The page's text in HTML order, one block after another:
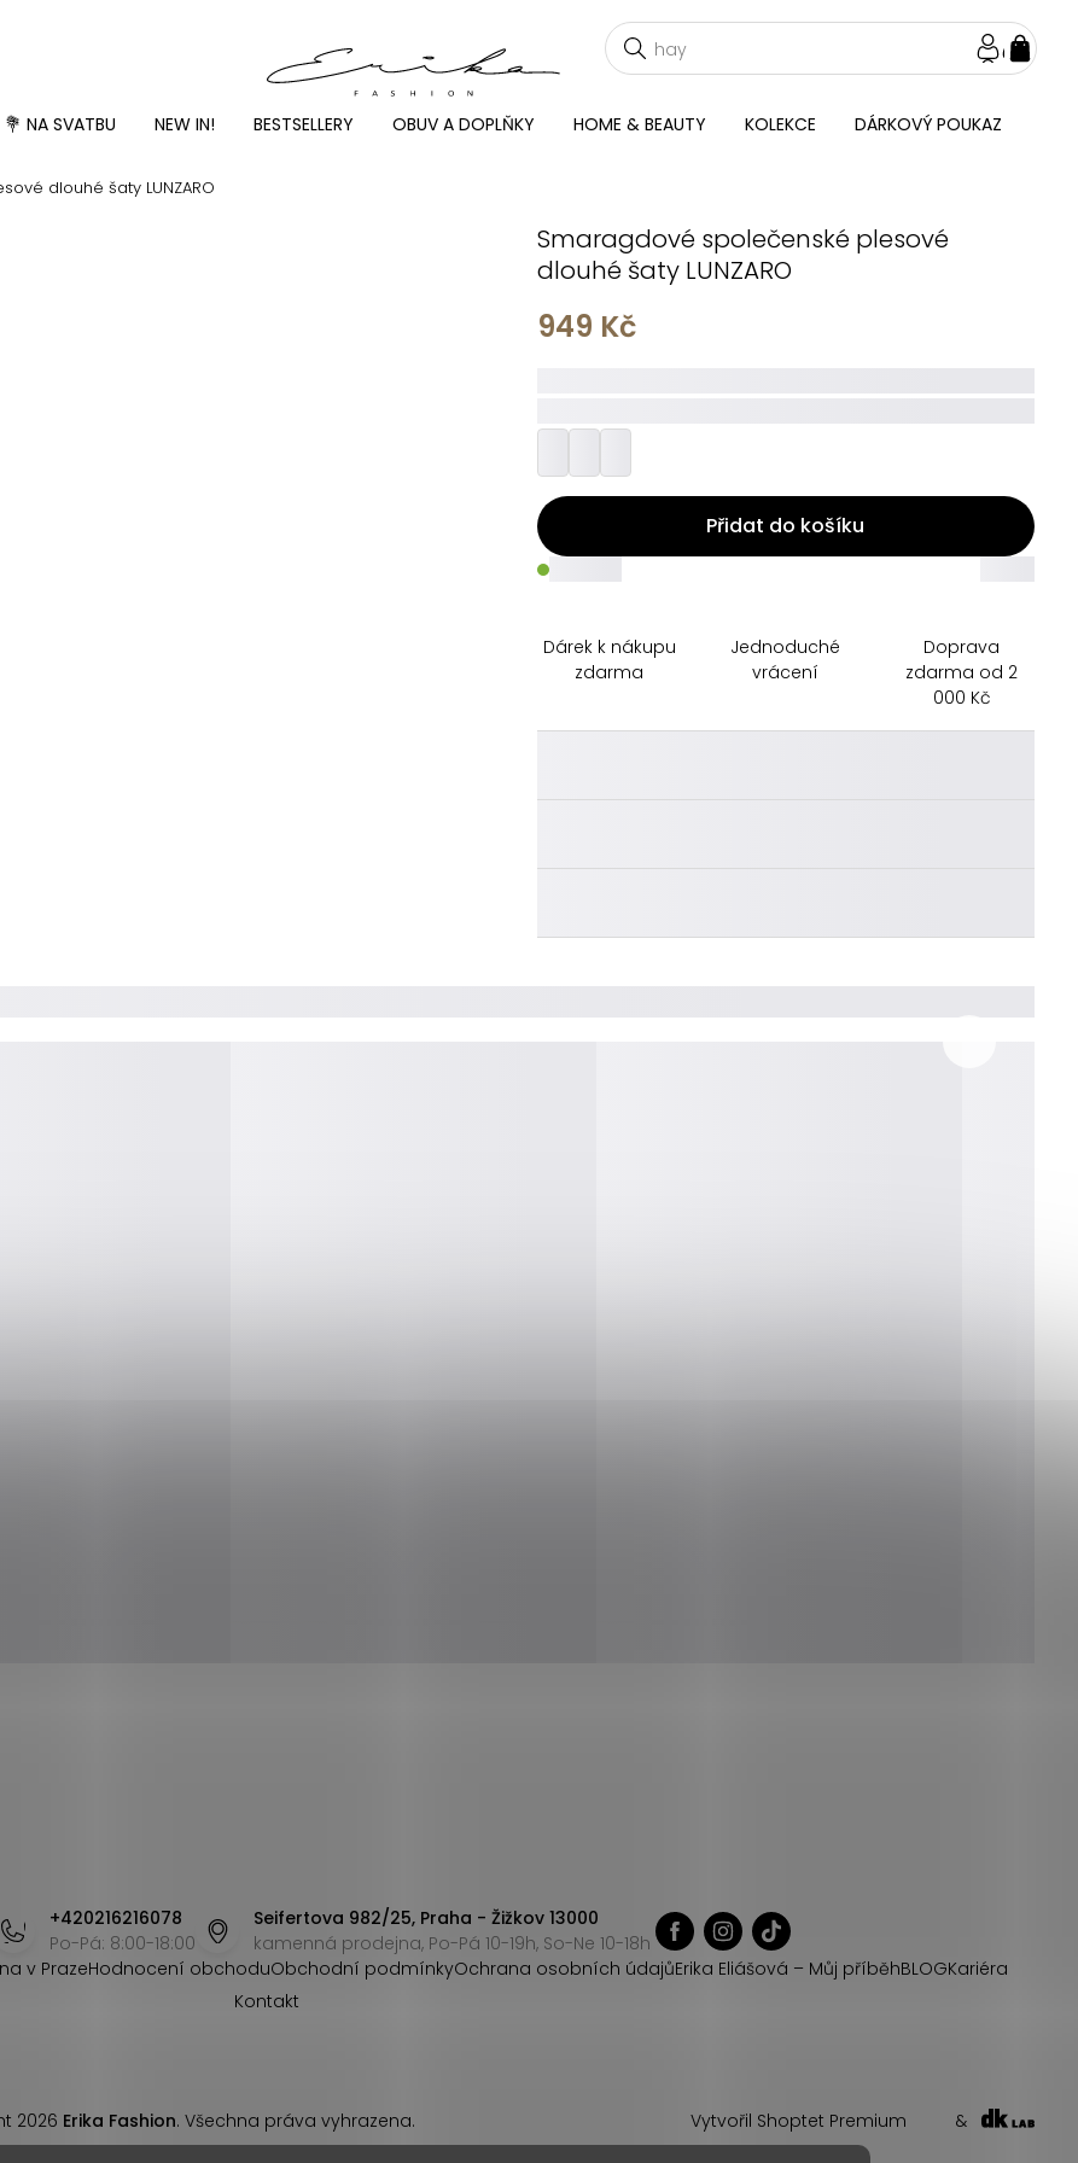
💐 NA SVATBU NEW IN! BESTSELLERY OBUV A DOPLŇKY HOME & BEAUTY KOLEKCE DÁRKOVÝ POUKAZ
dlouhé šaty LUNZARO
Smaragdové společenské plesové
dlouhé šaty LUNZARO
949 Kč
Přidat do košíku
_____
Dárek k nákupu
zdarma
Jednoduché
vrácení
Doprava
zdarma od 2
000 Kč
+420216216078
Po-Pá: 8:00-18:00
Seifertova 982/25, Praha - Žižkov 13000
kamenná prodejna, Po-Pá 10-19h, So-Ne 10-18h
v PrazeHodnocení obchoduObchodní podmínkyOchrana osobních údajůErika Eliášová – Můj příběhBLOGKariéra
Kontakt
Vytvořil Shoptet Premium &
2026 Erika Fashion. Všechna práva vyhrazena.